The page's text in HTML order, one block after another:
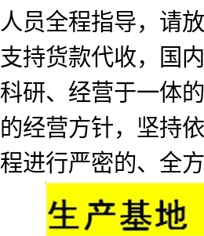
人员全程指导，请
支持货款代收，国
科研、经营于一体
的经营方针，坚持
程进行严密的、全